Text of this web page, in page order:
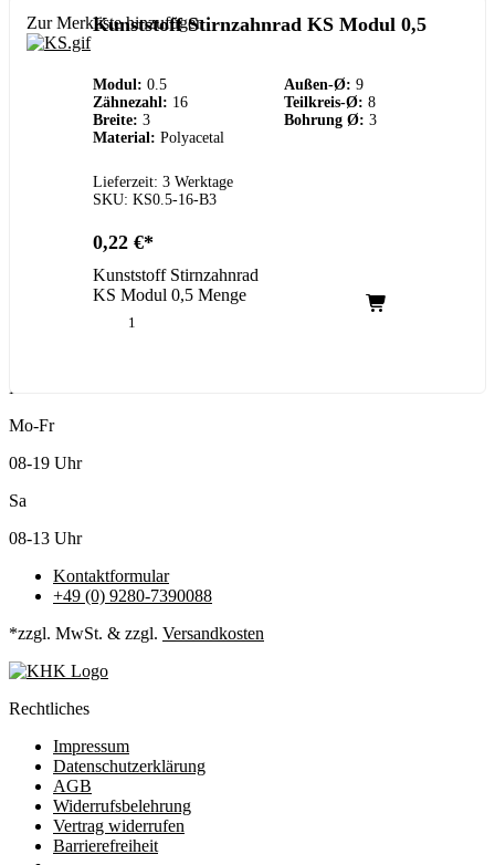
Zur Merkliste hinzufügen
Kunststoff Stirnzahnrad KS Modul 0,5
Modul: 0.5 Außen-Ø: 9
Zähnezahl: 16 Teilkreis-Ø: 8
Breite: 3 Bohrung Ø: 3
Material: Polyacetal
Lieferzeit: 3 Werktage
SKU: KS0.5-16-B3
0,22 €
Kunststoff Stirnzahnrad
KS Modul 0,5 Menge
Kundenservice
Mo-Fr
08-19 Uhr
Sa
08-13 Uhr
Kontaktformular
+49 (0) 9280-7390088
*zzgl. MwSt. & zzgl. Versandkosten
Rechtliches
Impressum
Datenschutzerklärung
AGB
Widerrufsbelehrung
Vertrag widerrufen
Barrierefreiheit